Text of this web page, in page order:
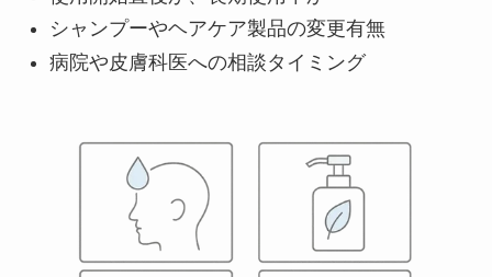
シャンプーやヘアケア製品の変更有無
病院や皮膚科医への相談タイミング